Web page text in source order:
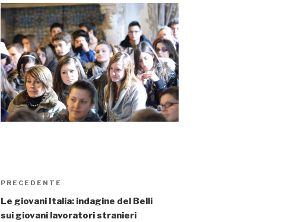
Navigazione
articoli
Articolo
precedente:
PRECEDENTE
Le giovani Italia: indagine del Belli
sui giovani lavoratori stranieri